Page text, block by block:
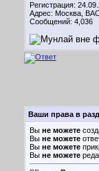
Регистрация:
Адрес: Москва,
Сообщений: 4,036
Ваши права в
Вы не можете
Вы не можете
Вы не можете
Вы не можете